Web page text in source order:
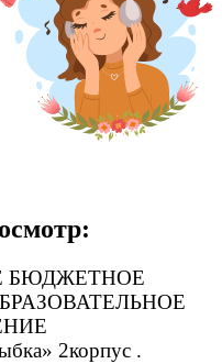
БЮДЖЕТНОЕ
2корпус .